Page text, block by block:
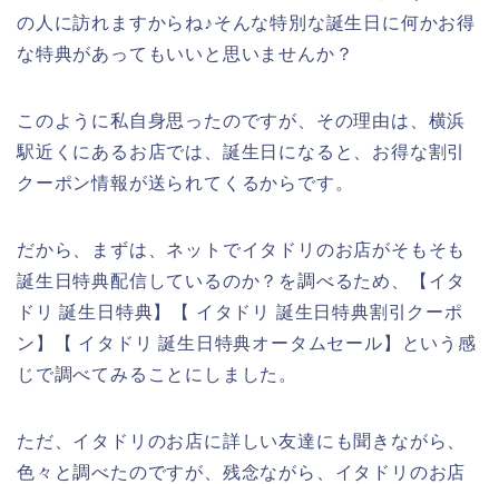
の人に訪れますからね♪そんな特別な誕生日に何かお得
な特典があってもいいと思いませんか？
このように私自身思ったのですが、その理由は、横浜
駅近くにあるお店では、誕生日になると、お得な割引
クーポン情報が送られてくるからです。
だから、まずは、ネットでイタドリのお店がそもそも
誕生日特典配信しているのか？を調べるため、【イタ
ドリ 誕生日特典】【 イタドリ 誕生日特典割引クーポ
ン】【 イタドリ 誕生日特典オータムセール】という感
じで調べてみることにしました。
ただ、イタドリのお店に詳しい友達にも聞きながら、
色々と調べたのですが、残念ながら、イタドリのお店